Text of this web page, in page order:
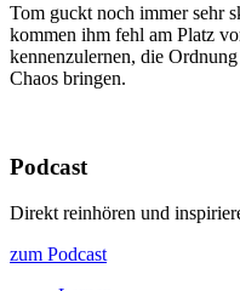
Tom guckt noch immer sehr
kommen ihm fehl am Platz
kennenzulernen, die
Chaos bringen.
Podcast
Direkt reinhören und
zum Podcast